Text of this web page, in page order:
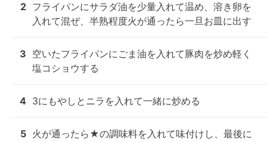
2 フライパンにサラダ油を少量入れて温め、溶き卵を
入れて混ぜ、半熟程度火が通ったら一旦お皿に出す
3 空いたフライパンにごま油を入れて豚肉を炒め軽く
塩コショウする
4 3にもやしとニラを入れて一緒に炒める
5 火が通ったら★の調味料を入れて味付けし、最後に